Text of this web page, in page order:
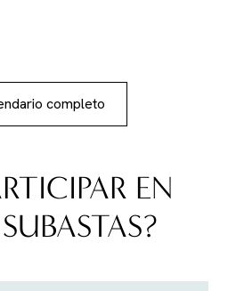
completo
EN